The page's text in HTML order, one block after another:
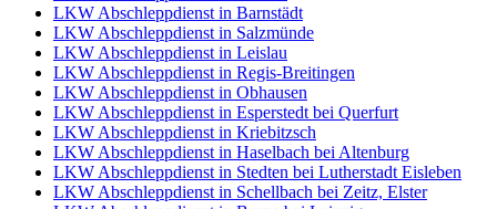
LKW Abschleppdienst in Barnstädt
LKW Abschleppdienst in Salzmünde
LKW Abschleppdienst in Leislau
LKW Abschleppdienst in Regis-Breitingen
LKW Abschleppdienst in Obhausen
LKW Abschleppdienst in Esperstedt bei Querfurt
LKW Abschleppdienst in Kriebitzsch
LKW Abschleppdienst in Haselbach bei Altenburg
LKW Abschleppdienst in Stedten bei Lutherstadt Eisleben
LKW Abschleppdienst in Schellbach bei Zeitz, Elster